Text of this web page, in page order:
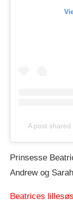
A post
Prinsesse
Andrew og
Beatrices